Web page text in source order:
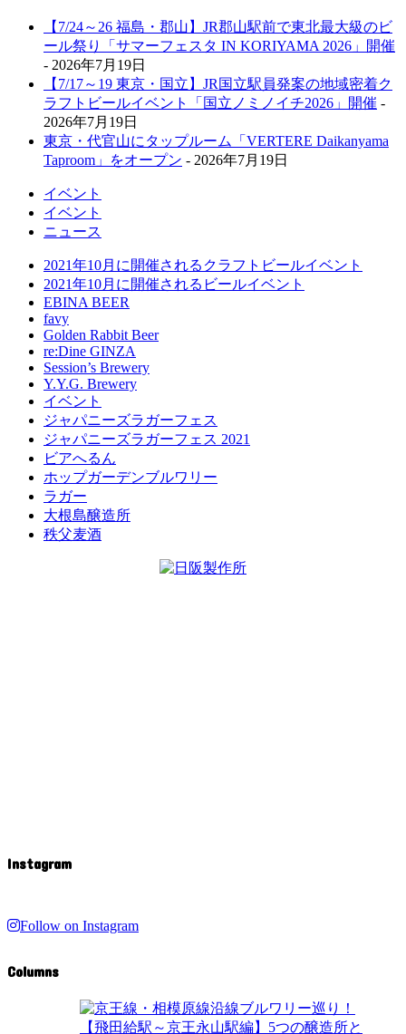
【7/24～26 福島・郡山】JR郡山駅前で東北最大級のビ
ール祭り「サマーフェスタ IN KORIYAMA 2026」開催
- 2026年7月19日
【7/17～19 東京・国立】JR国立駅員発案の地域密着ク
ラフトビールイベント「国立ノミノイチ2026」開催 -
2026年7月19日
東京・代官山にタップルーム「VERTERE Daikanyama
Taproom」をオープン - 2026年7月19日
イベント
イベント
ニュース
2021年10月に開催されるクラフトビールイベント
2021年10月に開催されるビールイベント
EBINA BEER
favy
Golden Rabbit Beer
re:Dine GINZA
Session’s Brewery
Y.Y.G. Brewery
イベント
ジャパニーズラガーフェス
ジャパニーズラガーフェス 2021
ビアへるん
ホップガーデンブルワリー
ラガー
大根島醸造所
秩父麦酒
Instagram
Follow on Instagram
Columns